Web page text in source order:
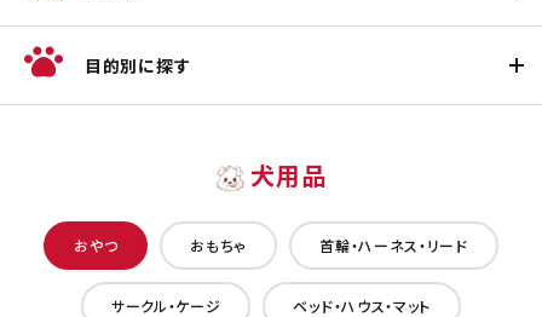
目的別に探す
犬用品
おやつ おもちゃ 首輪・ハーネス・リード
サークル・ケージ ベッド・ハウス・マット